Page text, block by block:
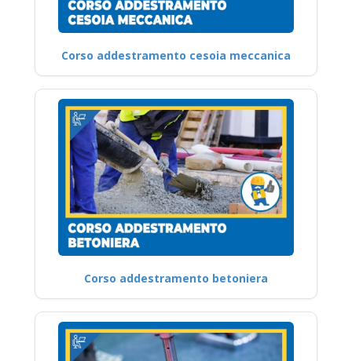
Corso addestramento cesoia meccanica
Corso addestramento betoniera